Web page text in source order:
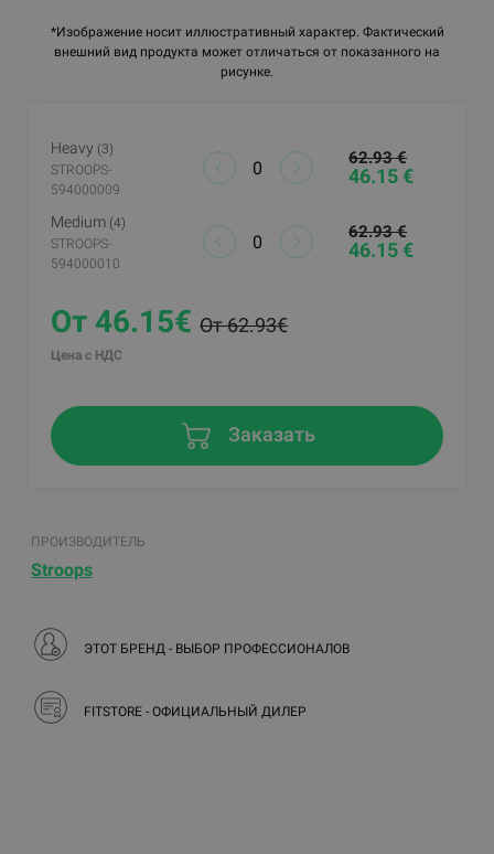
*Изображение носит иллюстративный характер. Фактический
внешний вид продукта может отличаться от показанного на
рисунке.
Heavy (3)
STROOPS-
594000009
62.93 €
46.15 €
Medium (4)
STROOPS-
594000010
62.93 €
46.15 €
От 46.15€От 62.93€
Цена с НДС
Заказать
ПРОИЗВОДИТЕЛЬ
Stroops
ЭТОТ БРЕНД - ВЫБОР ПРОФЕССИОНАЛОВ
FITSTORE - ОФИЦИАЛЬНЫЙ ДИЛЕР